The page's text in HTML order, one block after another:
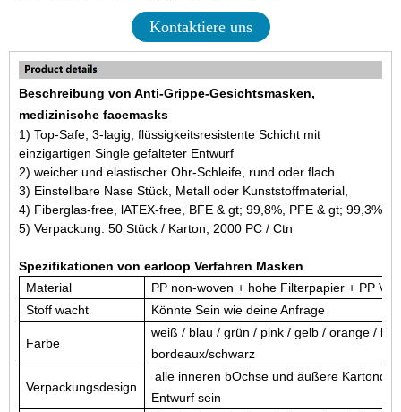
Kontaktiere uns
Beschreibung von Anti-Grippe-Gesichtsmasken,
medizinische facemasks
1) Top-Safe, 3-lagig, flüssigkeitsresistente Schicht mit
einzigartigen Single gefalteter Entwurf
2) weicher und elastischer Ohr-Schleife, rund oder flach
3) Einstellbare Nase Stück , Metall oder Kunststoffmaterial,
4) Fiberglas-free , lATEX-free, BFE & gt; 99,8%, PFE & gt; 99,3%
5) Verpackung: 50 Stück / Karton, 2000 PC / Ctn
Spezifikationen von earloop Verfahren Masken
Material
PP non-woven + hohe Filterpapier + PP
Stoff wacht KönnteSeinwie deine Anfrage
Farbe
weiß / blau / grün / pink / gelb / orange / lila
bordeaux/schwarz
Verpackungsdesign
alle inneren bOchse undäußere
Entwurf sein